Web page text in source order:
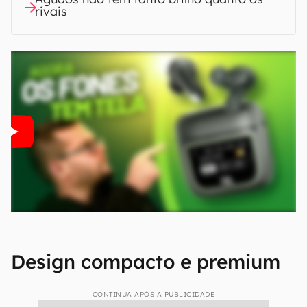
rivais
Design compacto e premium
CONTINUA APÓS A PUBLICIDADE